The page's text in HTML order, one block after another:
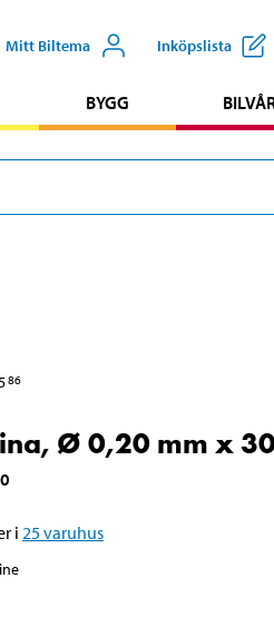
Mitt Biltema Inköpslista
BYGG
86
Ø 0,20 mm x
i 25varuhus